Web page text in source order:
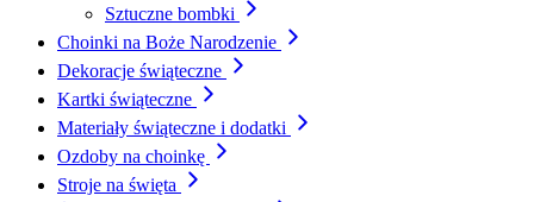
Sztuczne bombki
Choinki na Boże Narodzenie
Dekoracje świąteczne
Kartki świąteczne
Materiały świąteczne i dodatki
Ozdoby na choinkę
Stroje na święta